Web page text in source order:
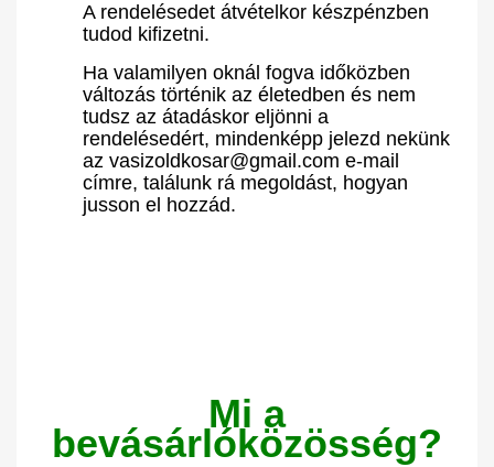
A rendelésedet átvételkor készpénzben
tudod kifizetni.
Ha valamilyen oknál fogva időközben
változás történik az életedben és nem
tudsz az átadáskor eljönni a
rendelésedért, mindenképp jelezd nekünk
az vasizoldkosar@gmail.com e-mail
címre, találunk rá megoldást, hogyan
jusson el hozzád.
Mi a
bevásárlóközösség?